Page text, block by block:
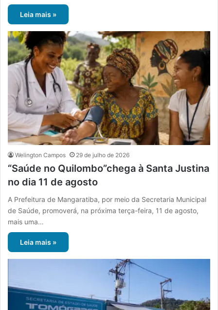
Leia mais »
Welington Campos 29 de julho de 2026
“Saúde no Quilombo”chega à Santa Justina
no dia 11 de agosto
A Prefeitura de Mangaratiba, por meio da Secretaria Municipal
de Saúde, promoverá, na próxima terça-feira, 11 de agosto,
mais uma…
Leia mais »